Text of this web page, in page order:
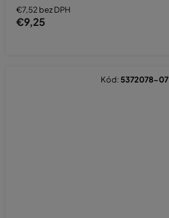
€7,52 bez DPH
€9,25
Kód: 5372078-07